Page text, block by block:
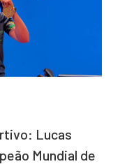
Lucas
Mundial de